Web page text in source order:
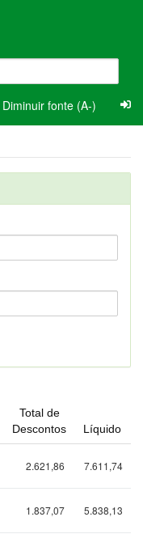
Diminuir fonte (A-)
Total de
Descontos
Líquido
2.621,86 7.611,74
1.837,07 5.838,13